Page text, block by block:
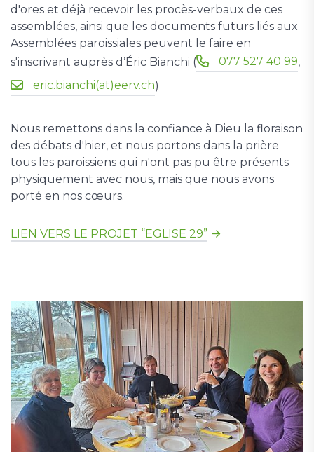
d'ores et déjà recevoir les procès-verbaux de ces
assemblées, ainsi que les documents futurs liés aux
Assemblées paroissiales peuvent le faire en
s'inscrivant auprès d’Éric Bianchi (
077 527 40 99,
eric.bianchi(at)eerv.ch)
Nous remettons dans la confiance à Dieu la floraison
des débats d'hier, et nous portons dans la prière
tous les paroissiens qui n'ont pas pu être présents
physiquement avec nous, mais que nous avons
porté en nos cœurs.
LIEN VERS LE PROJET “EGLISE 29”